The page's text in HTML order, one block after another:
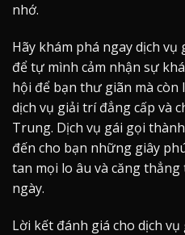
nhớ.
Hãy khám phá ngay dịch
để tự mình cảm nhận sự
hội để bạn thư giãn mà
dịch vụ giải trí đẳng cấp và
Trung. Dịch vụ gái gọi
đến cho bạn những giây
tan mọi lo âu và căng
ngày.
Lời kết đánh giá cho dịch